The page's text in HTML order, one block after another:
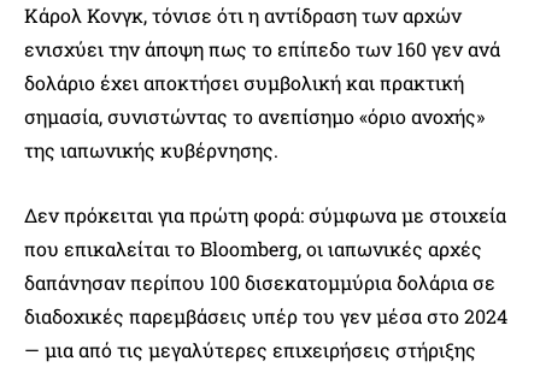
Κάρολ Κονγκ, τόνισε ότι η αντίδραση των αρχών
ενισχύει την άποψη πως το επίπεδο των 160 γεν ανά
δολάριο έχει αποκτήσει συμβολική και πρακτική
σημασία, συνιστώντας το ανεπίσημο «όριο ανοχής»
της ιαπωνικής κυβέρνησης.
Δεν πρόκειται για πρώτη φορά: σύμφωνα με στοιχεία
που επικαλείται το Bloomberg, οι ιαπωνικές αρχές
δαπάνησαν περίπου 100 δισεκατομμύρια δολάρια σε
διαδοχικές παρεμβάσεις υπέρ του γεν μέσα στο 2024
— μια από τις μεγαλύτερες επιχειρήσεις στήριξης